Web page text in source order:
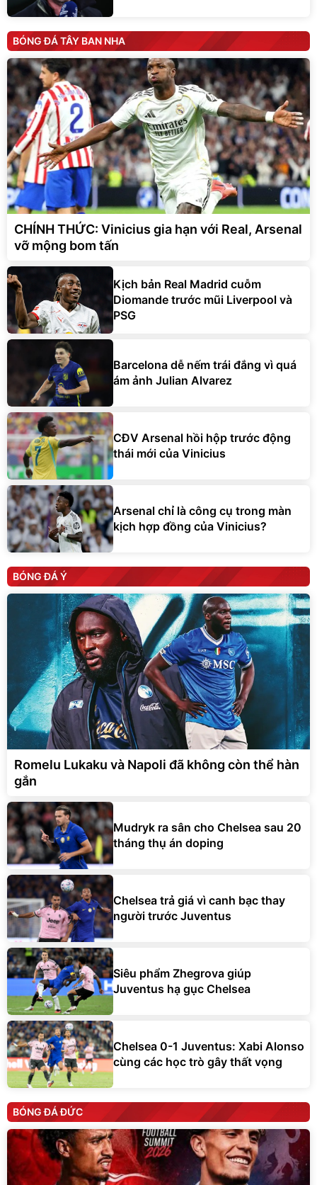
BÓNG ĐÁ TÂY BAN NHA
CHÍNH THỨC: Vinicius gia hạn với Real, Arsenal
vỡ mộng bom tấn
Kịch bản Real Madrid cuỗm
Diomande trước mũi Liverpool và
PSG
Barcelona dễ nếm trái đắng vì quá
ám ảnh Julian Alvarez
CĐV Arsenal hồi hộp trước động
thái mới của Vinicius
Arsenal chỉ là công cụ trong màn
kịch hợp đồng của Vinicius?
BÓNG ĐÁ Ý
Romelu Lukaku và Napoli đã không còn thể hàn
gắn
Mudryk ra sân cho Chelsea sau 20
tháng thụ án doping
Chelsea trả giá vì canh bạc thay
người trước Juventus
Siêu phẩm Zhegrova giúp
Juventus hạ gục Chelsea
Chelsea 0-1 Juventus: Xabi Alonso
cùng các học trò gây thất vọng
BÓNG ĐÁ ĐỨC